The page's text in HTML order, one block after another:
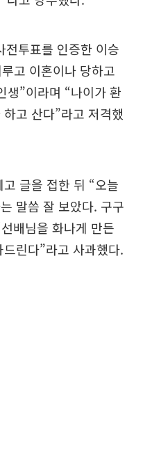
투표를 인증한 이승
고 이혼이나 당하고
생”이라며 “나이가 환
고 산다”라고 저격했
글을 접한 뒤 “오늘
말씀 잘 보았다. 구구
배님을 화나게 만든
린다”라고 사과했다.